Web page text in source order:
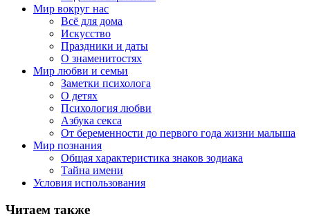
Мир вокруг нас
Всё для дома
Искусство
Праздники и даты
О знаменитостях
Мир любви и семьи
Заметки психолога
О детях
Психология любви
Азбука секса
От беременности до первого года жизни малыша
Мир познания
Общая характеристика знаков зодиака
Тайна имени
Условия использования
Читаем также